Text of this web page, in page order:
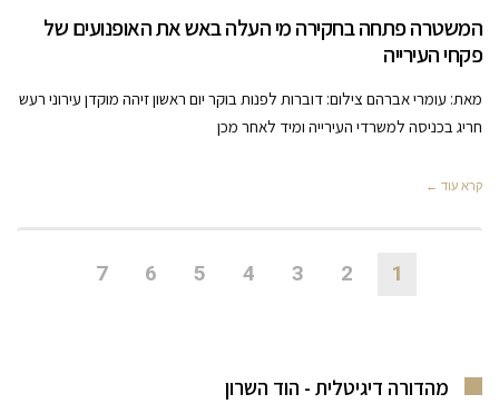
המשטרה פתחה בחקירה מי העלה באש את האופנועים של
פקחי העירייה
מאת: עומרי אברהם צילום: דוברות לפנות בוקר יום ראשון זיהה מוקדן עירוני רעש
חריג בכניסה למשרדי העירייה ומיד לאחר מכן
קרא עוד ←
1
2
3
4
5
6
7
מהדורה דיגיטלית - הוד השרון